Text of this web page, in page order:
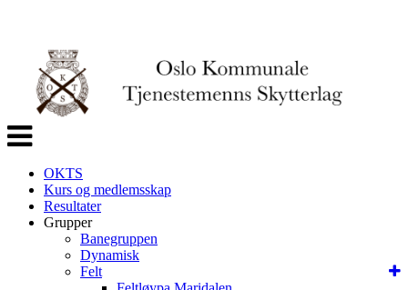
Veksle
navigasjon
OKTS
Kurs og medlemsskap
Resultater
Grupper
Banegruppen
Dynamisk
Felt